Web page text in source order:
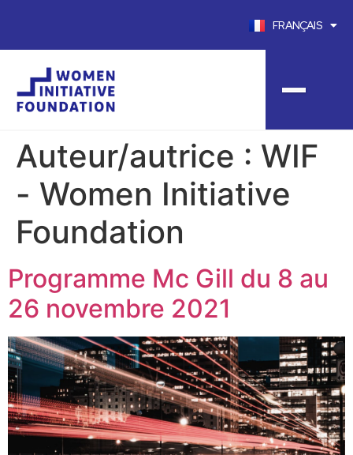
FRANÇAIS
ENGLISH
Auteur/autrice : WIF
- Women Initiative
Foundation
Programme Mc Gill du 8 au
26 novembre 2021